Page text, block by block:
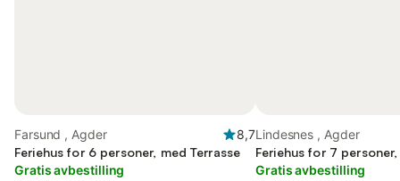
Farsund , Agder
8,7
Feriehus for 6 personer, med Terrasse
Gratis avbestilling
Lindesnes , Agder
Feriehus for 7
Gratis avbestilling